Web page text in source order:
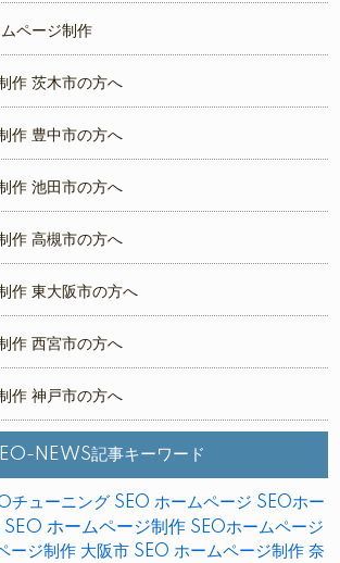
ページ制作
作 茨木市の方へ
作 豊中市の方へ
作 池田市の方へ
作 高槻市の方へ
作 東大阪市の方へ
作 西宮市の方へ
作 神戸市の方へ
NEWS記事キーワード
チューニング SEO ホームページ SEOホー
SEO ホームページ制作 SEOホームページ
ージ制作 大阪市 SEO ホームページ制作 奈